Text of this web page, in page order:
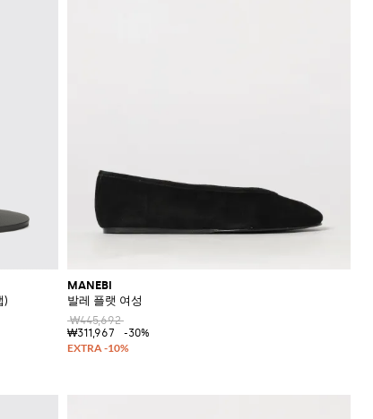
)
MANEBI
발레 플랫 여성
₩445,692
₩311,967
-30%